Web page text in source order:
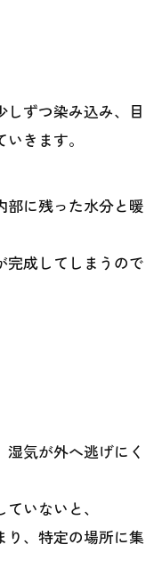
しずつ染み込み、目
きます。
部に残った水分と暖
完成してしまうので
気が外へ逃げにく
いないと、
り、特定の場所に集